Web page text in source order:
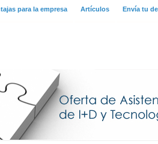
para la empresa Artículos Envía tu